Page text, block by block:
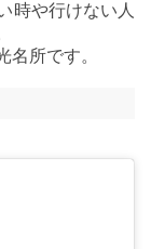
時や行けない人
名所です。